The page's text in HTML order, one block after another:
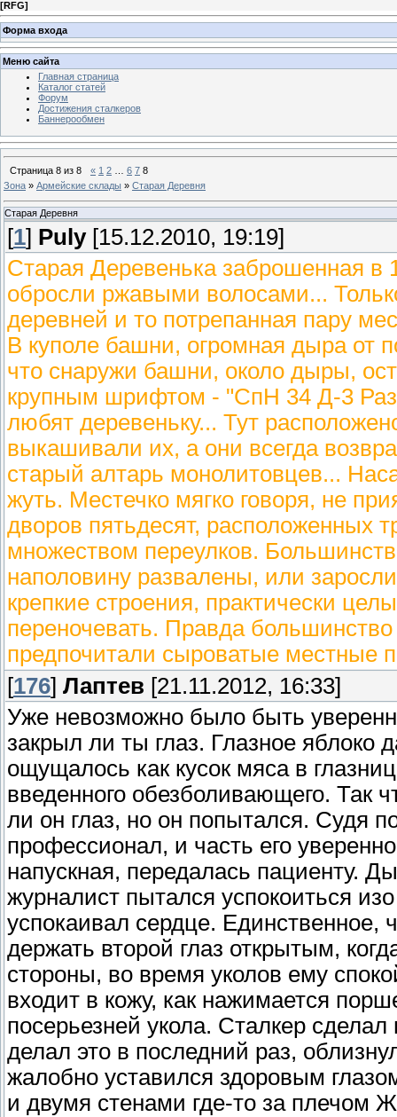
[RFG]
Форма входа
Меню сайта
Главная страница
Каталог статей
Форум
Достижения сталкеров
Баннерообмен
Страница 8 из 8 « 1 2 6 7 8
Зона » Армейские склады » Старая Деревня
Старая Деревня
[1] Puly[15.12.2010, 19:19]
Старая Деревенька заброшенная в
обросли ржавыми волосами...
деревней и то потрепанная пару
В куполе башни, огромная дыра от
что снаружи башни, около дыры,
крупным шрифтом - "СпН 34 Д-3
любят деревеньку... Тут
выкашивали их, а они всегда
старый алтарь монолитовцев...
жуть. Местечко мягко говоря, не
дворов пятьдесят,
множеством переулков.
наполовину развалены, или
крепкие строения, практически
переночевать. Правда
предпочитали сыроватые местные
[176] Лаптев [21.11.2012, 16:33]
Уже невозможно было быть
закрыл ли ты глаз. Глазное яблоко
ощущалось как кусок мяса в
введенного обезболивающего. Так
ли он глаз, но он попытался. Судя
профессионал, и часть его
напускная, передалась пациенту.
журналист пытался успокоиться
успокаивал сердце. Единственное,
держать второй глаз открытым,
стороны, во время уколов ему
входит в кожу, как нажимается
посерьезней укола. Сталкер
делал это в последний раз,
жалобно уставился здоровым
и двумя стенами где-то за плечом